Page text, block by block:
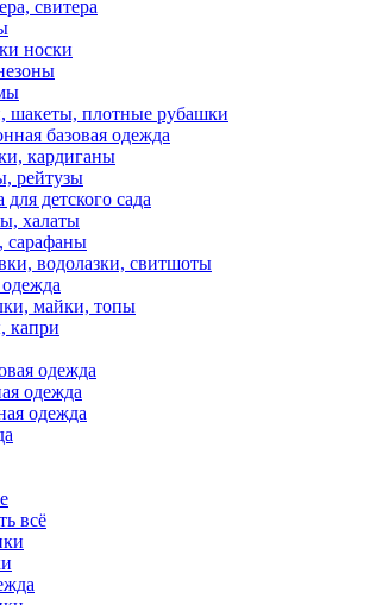
свитера
носки
шакеты, плотные рубашки
базовая одежда
кардиганы
рейтузы
детского сада
халаты
сарафаны
водолазки, свитшоты
майки, топы
капри
одежда
одежда
одежда
всё